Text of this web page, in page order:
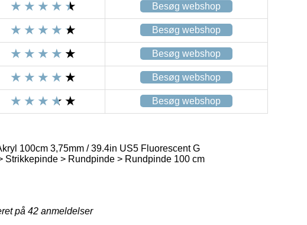
Besøg webshop
Besøg webshop
Besøg webshop
Besøg webshop
Besøg webshop
100cm 3,75mm / 39.4in US5 Fluorescent G
Strikkepinde > Rundpinde > Rundpinde 100 cm
på 42 anmeldelser